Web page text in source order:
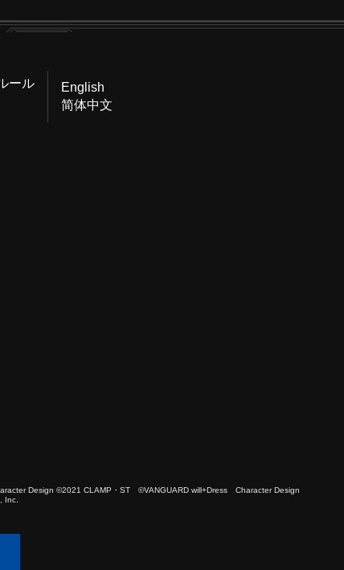
ール
English
简体中文
Design ©2021 CLAMP・ST ©VANGUARD will+Dress Character Design
Inc.